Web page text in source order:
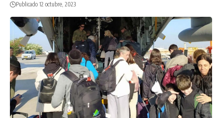
Publicado 12 octubre, 2023